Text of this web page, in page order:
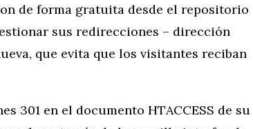
de forma gratuita desde el repositorio
sus redirecciones – dirección
que evita que los visitantes reciban
301 en el documento HTACCESS de su